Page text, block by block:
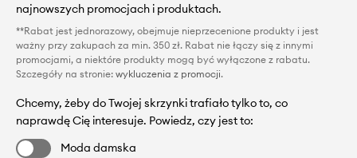
najnowszych promocjach i produktach.
**Rabat jest jednorazowy, obejmuje nieprzecenione produkty i jest
ważny przy zakupach za min. 350 zł. Rabat nie łączy się z innymi
promocjami, a niektóre produkty mogą być wyłączone z rabatu.
Szczegóły na stronie: wykluczenia z promocji.
Chcemy, żeby do Twojej skrzynki trafiało tylko to, co
naprawdę Cię interesuje. Powiedz, czy jest to:
Moda damska